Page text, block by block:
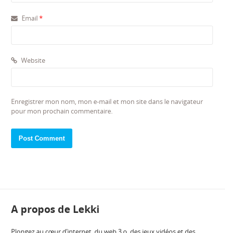
Email*
Website
Enregistrer mon nom, mon e-mail et mon site dans le navigateur
pour mon prochain commentaire.
A propos de Lekki